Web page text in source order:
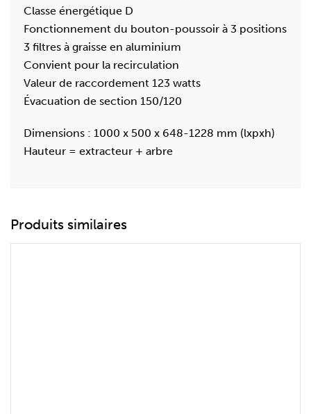
Classe énergétique D
Fonctionnement du bouton-poussoir à 3 positions
3 filtres à graisse en aluminium
Convient pour la recirculation
Valeur de raccordement 123 watts
Évacuation de section 150/120
Dimensions : 1000 x 500 x 648-1228 mm (lxpxh)
Hauteur = extracteur + arbre
Produits similaires